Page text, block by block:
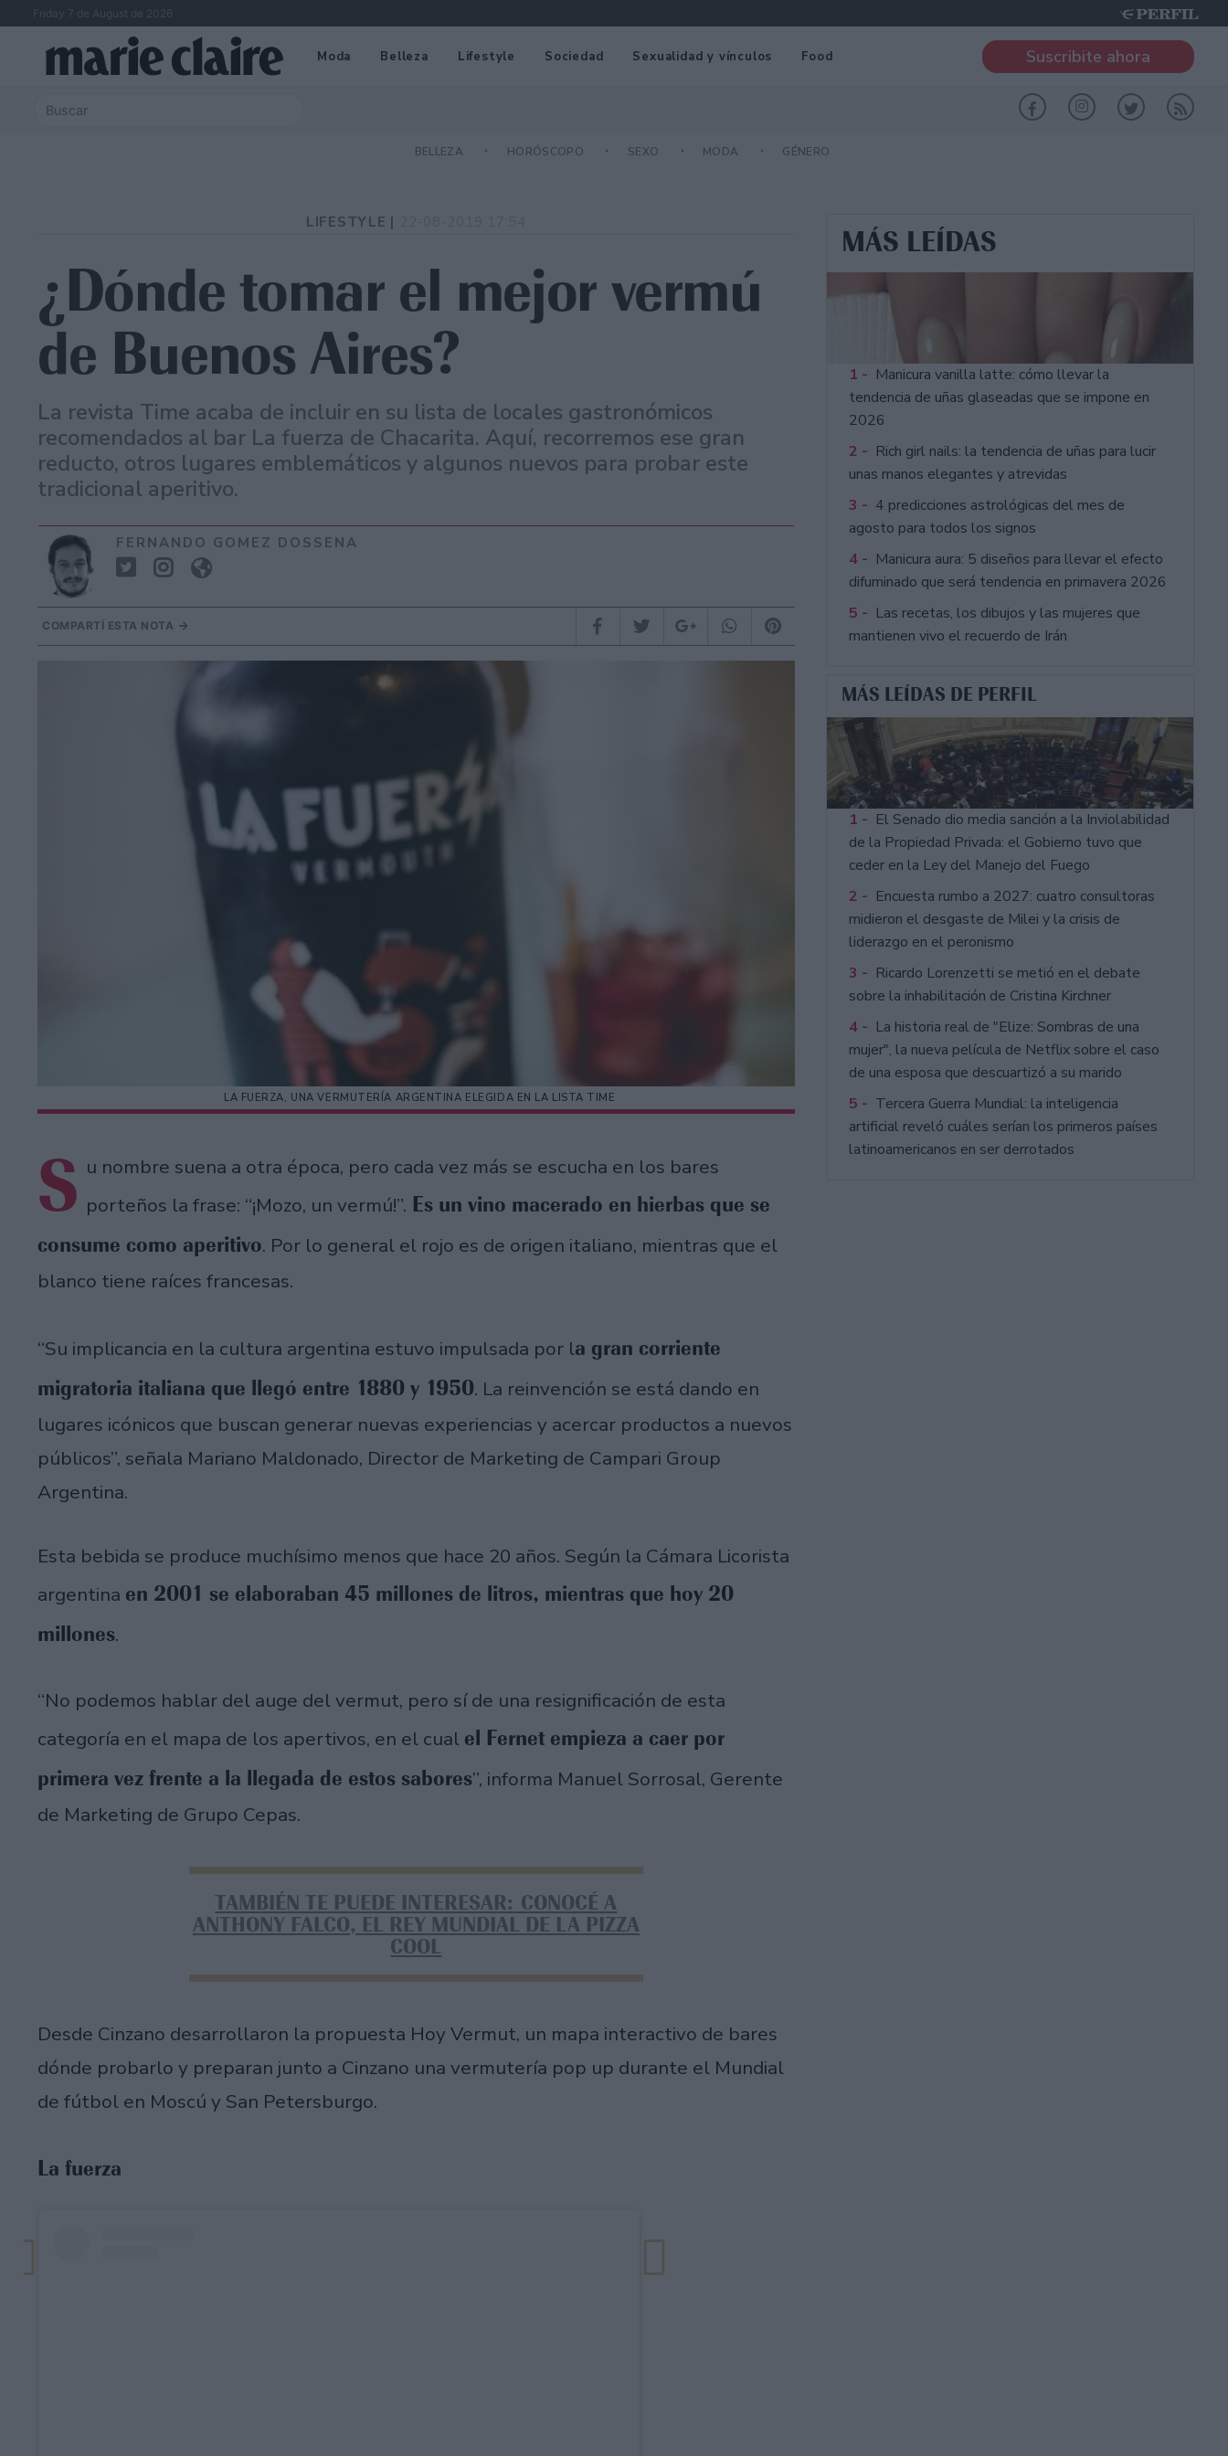
Friday 7 de August de 2026
Moda Belleza Lifestyle Sociedad Sexualidad y vínculos Food Suscribite ahora
BELLEZA HORÓSCOPO SEXO MODA GÉNERO
LIFESTYLE |
¿Dónde tomar el mejor vermú
de Buenos Aires?
La revista Time acaba de incluir en su lista de locales gastronómicos
recomendados al bar La fuerza de Chacarita. Aquí, recorremos ese gran
reducto, otros lugares emblemáticos y algunos nuevos para probar este
tradicional aperitivo.
FERNANDO GOMEZ DOSSENA
COMPARTÍ ESTA NOTA
LA FUERZA, UNA VERMUTERÍA ARGENTINA ELEGIDA EN LA LISTA TIME
S u nombre suena a otra época, pero cada vez más se escucha en los bares
porteños la frase: “¡Mozo, un vermú!”. Es un vino macerado en hierbas que se
consume como aperitivo. Por lo general el rojo es de origen italiano, mientras que el
blanco tiene raíces francesas.
“Su implicancia en la cultura argentina estuvo impulsada por la gran corriente
migratoria italiana que llegó entre 1880 y 1950. La reinvención se está dando en
lugares icónicos que buscan generar nuevas experiencias y acercar productos a nuevos
públicos”, señala Mariano Maldonado, Director de Marketing de Campari Group
Argentina.
Esta bebida se produce muchísimo menos que hace 20 años. Según la Cámara Licorista
argentina en 2001 se elaboraban 45 millones de litros, mientras que hoy 20
millones.
“No podemos hablar del auge del vermut, pero sí de una resignificación de esta
categoría en el mapa de los apertivos, en el cual el Fernet empieza a caer por
primera vez frente a la llegada de estos sabores”, informa Manuel Sorrosal, Gerente
de Marketing de Grupo Cepas.
TAMBIÉN TE PUEDE INTERESAR: CONOCÉ A
ANTHONY FALCO, EL REY MUNDIAL DE LA PIZZA
COOL
Desde Cinzano desarrollaron la propuesta Hoy Vermut, un mapa interactivo de bares
dónde probarlo y preparan junto a Cinzano una vermutería pop up durante el Mundial
de fútbol en Moscú y San Petersburgo.
La fuerza
MÁS LEÍDAS
1 - Manicura vanilla latte: cómo llevar la
tendencia de uñas glaseadas que se impone en
2026
2 - Rich girl nails: la tendencia de uñas para lucir
unas manos elegantes y atrevidas
3 - 4 predicciones astrológicas del mes de
agosto para todos los signos
4 - Manicura aura: 5 diseños para llevar el efecto
difuminado que será tendencia en primavera 2026
5 - Las recetas, los dibujos y las mujeres que
mantienen vivo el recuerdo de Irán
MÁS LEÍDAS DE PERFIL
1 - El Senado dio media sanción a la Inviolabilidad
de la Propiedad Privada: el Gobierno tuvo que
ceder en la Ley del Manejo del Fuego
2 - Encuesta rumbo a 2027: cuatro consultoras
midieron el desgaste de Milei y la crisis de
liderazgo en el peronismo
3 - Ricardo Lorenzetti se metió en el debate
sobre la inhabilitación de Cristina Kirchner
4 - La historia real de "Elize: Sombras de una
mujer", la nueva película de Netflix sobre el caso
de una esposa que descuartizó a su marido
5 - Tercera Guerra Mundial: la inteligencia
artificial reveló cuáles serían los primeros países
latinoamericanos en ser derrotados